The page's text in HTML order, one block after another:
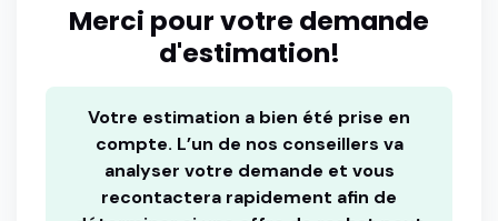
Merci pour votre demande
d'estimation!
Votre estimation a bien été prise en
compte. L’un de nos conseillers va
analyser votre demande et vous
recontactera rapidement afin de